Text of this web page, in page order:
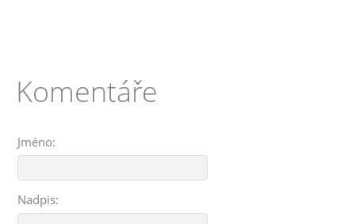
Komentáře
Jméno:
Nadpis: